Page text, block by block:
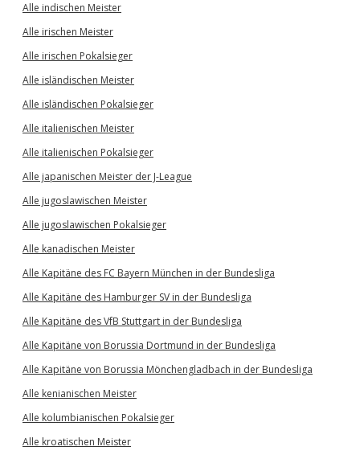
Alle indischen Meister
Alle irischen Meister
Alle irischen Pokalsieger
Alle isländischen Meister
Alle isländischen Pokalsieger
Alle italienischen Meister
Alle italienischen Pokalsieger
Alle japanischen Meister der J-League
Alle jugoslawischen Meister
Alle jugoslawischen Pokalsieger
Alle kanadischen Meister
Alle Kapitäne des FC Bayern München in der Bundesliga
Alle Kapitäne des Hamburger SV in der Bundesliga
Alle Kapitäne des VfB Stuttgart in der Bundesliga
Alle Kapitäne von Borussia Dortmund in der Bundesliga
Alle Kapitäne von Borussia Mönchengladbach in der Bundesliga
Alle kenianischen Meister
Alle kolumbianischen Pokalsieger
Alle kroatischen Meister